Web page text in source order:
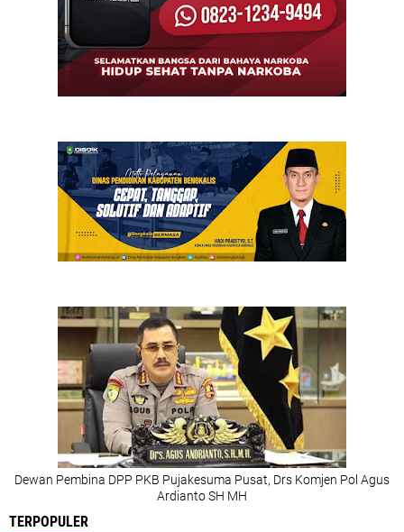
Dewan Pembina DPP PKB Pujakesuma Pusat, Drs Komjen Pol Agus
Ardianto SH MH
TERPOPULER